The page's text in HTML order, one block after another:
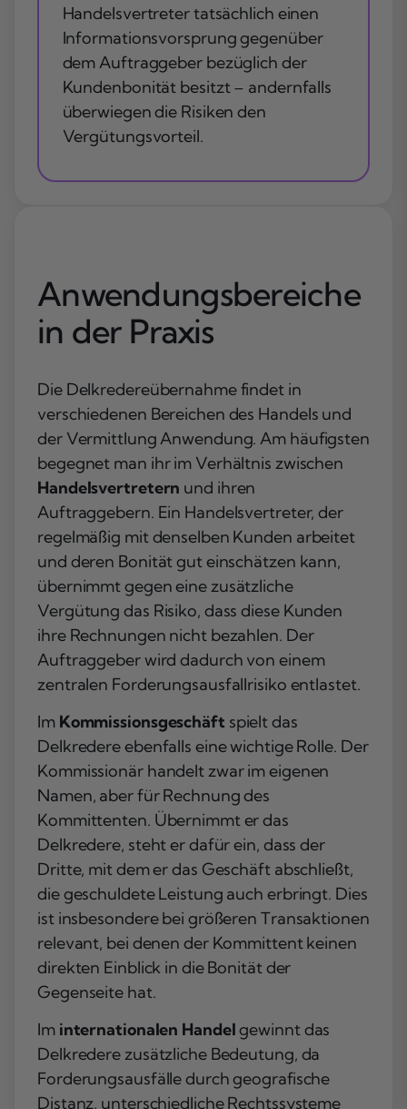
Handelsvertreter tatsächlich einen
Informationsvorsprung gegenüber
dem Auftraggeber bezüglich der
Kundenbonität besitzt – andernfalls
überwiegen die Risiken den
Vergütungsvorteil.
Anwendungsbereiche
in der Praxis
Die Delkredereübernahme findet in
verschiedenen Bereichen des Handels und
der Vermittlung Anwendung. Am häufigsten
begegnet man ihr im Verhältnis zwischen
Handelsvertretern und ihren
Auftraggebern. Ein Handelsvertreter, der
regelmäßig mit denselben Kunden arbeitet
und deren Bonität gut einschätzen kann,
übernimmt gegen eine zusätzliche
Vergütung das Risiko, dass diese Kunden
ihre Rechnungen nicht bezahlen. Der
Auftraggeber wird dadurch von einem
zentralen Forderungsausfallrisiko entlastet.
Im Kommissionsgeschäft spielt das
Delkredere ebenfalls eine wichtige Rolle. Der
Kommissionär handelt zwar im eigenen
Namen, aber für Rechnung des
Kommittenten. Übernimmt er das
Delkredere, steht er dafür ein, dass der
Dritte, mit dem er das Geschäft abschließt,
die geschuldete Leistung auch erbringt. Dies
ist insbesondere bei größeren Transaktionen
relevant, bei denen der Kommittent keinen
direkten Einblick in die Bonität der
Gegenseite hat.
Im internationalen Handelgewinnt das
Delkredere zusätzliche Bedeutung, da
Forderungsausfälle durch geografische
Distanz, unterschiedliche Rechtssysteme